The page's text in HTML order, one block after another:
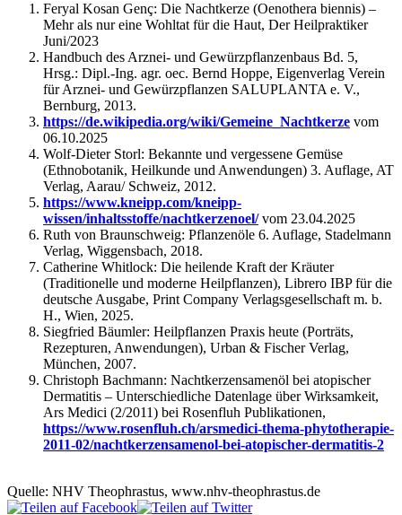
Feryal Kosan Genç: Die Nachtkerze (Oenothera biennis) –
Mehr als nur eine Wohltat für die Haut, Der Heilpraktiker
Juni/2023
Handbuch des Arznei- und Gewürzpflanzenbaus Bd. 5,
Hrsg.: Dipl.-Ing. agr. oec. Bernd Hoppe, Eigenverlag Verein
für Arznei- und Gewürzpflanzen SALUPLANTA e. V.,
Bernburg, 2013.
https://de.wikipedia.org/wiki/Gemeine_Nachtkerze vom
06.10.2025
Wolf-Dieter Storl: Bekannte und vergessene Gemüse
(Ethnobotanik, Heilkunde und Anwendungen) 3. Auflage, AT
Verlag, Aarau/ Schweiz, 2012.
https://www.kneipp.com/kneipp-
wissen/inhaltsstoffe/nachtkerzenoel/vom 23.04.2025
Ruth von Braunschweig: Pflanzenöle 6. Auflage, Stadelmann
Verlag, Wiggensbach, 2018.
Catherine Whitlock: Die heilende Kraft der Kräuter
(Traditionelle und moderne Heilpflanzen), Librero IBP für die
deutsche Ausgabe, Print Company Verlagsgesellschaft m. b.
H., Wien, 2025.
Siegfried Bäumler: Heilpflanzen Praxis heute (Porträts,
Rezepturen, Anwendungen), Urban & Fischer Verlag,
München, 2007.
Christoph Bachmann: Nachtkerzensamenöl bei atopischer
Dermatitis – Unterschiedliche Datenlage über Wirksamkeit,
Ars Medici (2/2011) bei Rosenfluh Publikationen,
https://www.rosenfluh.ch/arsmedici-thema-phytotherapie-
2011-02/nachtkerzensamenol-bei-atopischer-dermatitis-2
Quelle: NHV Theophrastus, www.nhv-theophrastus.de